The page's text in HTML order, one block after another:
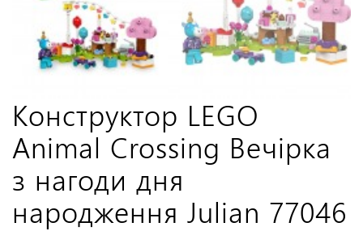
Конструктор LEGO
Animal Crossing Вечірка
з нагоди дня
народження Julian 77046